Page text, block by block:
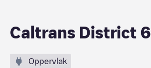
Caltrans District 6
Oppervlak